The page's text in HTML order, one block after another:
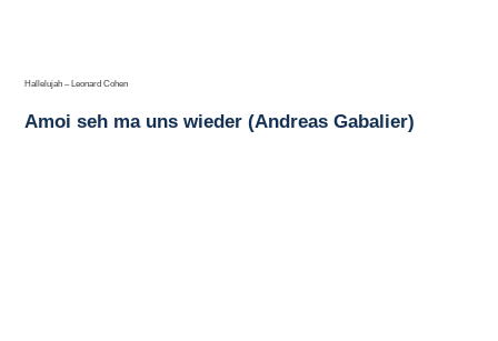
Hallelujah – Leonard Cohen
Amoi seh ma uns wieder (Andreas Gabalier)